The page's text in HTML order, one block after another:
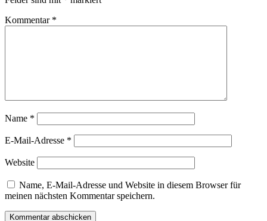
Kommentar *
Name *
E-Mail-Adresse *
Website
Name, E-Mail-Adresse und Website in diesem Browser für
meinen nächsten Kommentar speichern.